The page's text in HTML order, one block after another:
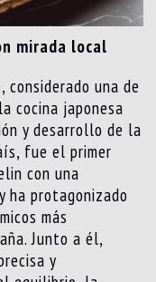
mirada local
considerado una de
cocina japonesa
y desarrollo de la
fue el primer
con una
ha protagonizado
más
Junto a él,
y